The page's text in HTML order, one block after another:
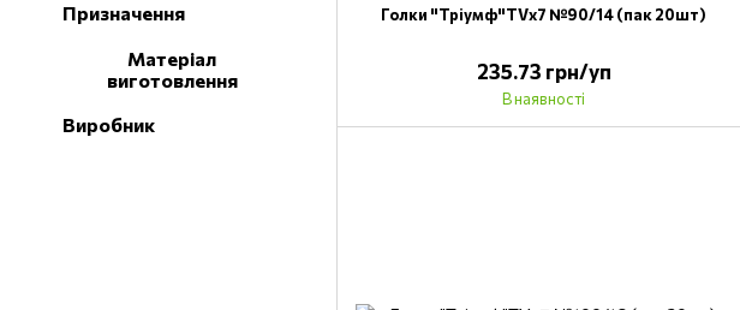
Голки "Тріумф"TVх7 №90/14 (пак 20шт)
235.73 грн/уп
В наявності
Призначення
Матеріал
виготовлення
Виробник